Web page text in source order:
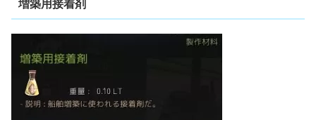
増築用接着剤